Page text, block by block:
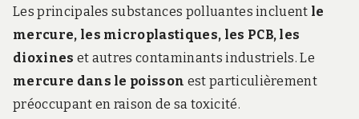
Les principales substances polluantes incluent le
mercure, les microplastiques, les PCB, les
dioxines et autres contaminants industriels. Le
mercure dans le poisson est particulièrement
préoccupant en raison de sa toxicité.